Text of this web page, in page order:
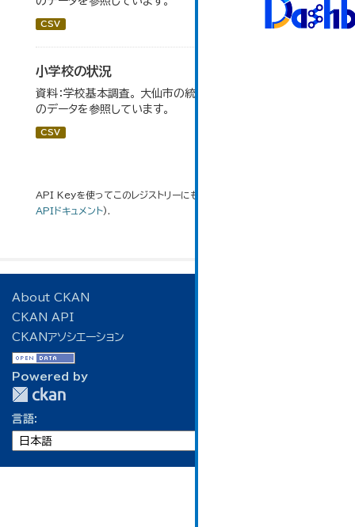
CSV
小学校の状況
資料：学校基本調査。 大仙市の統計「14-3 小学校の状況」
のデータを参照しています。
CSV
API Keyを使ってこのレジストリーにもアクセス可能です
APIドキュメント).
About CKAN
CKAN API
CKANアソシエーション
Powered by
言語